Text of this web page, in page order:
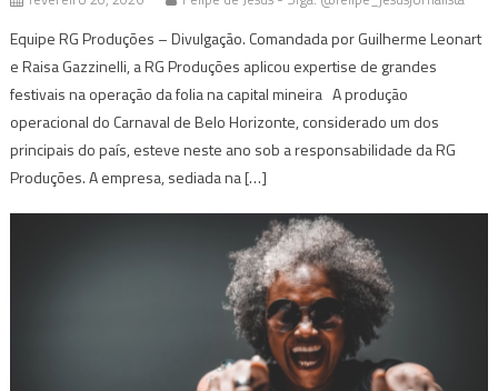
Equipe RG Produções – Divulgação. Comandada por Guilherme Leonart
e Raisa Gazzinelli, a RG Produções aplicou expertise de grandes
festivais na operação da folia na capital mineira A produção
operacional do Carnaval de Belo Horizonte, considerado um dos
principais do país, esteve neste ano sob a responsabilidade da RG
Produções. A empresa, sediada na […]